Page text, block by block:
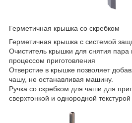
Герметичная крышка со скребком
Герметичная крышка с системой
Очиститель крышки для снятия пара
процессом приготовления
Отверстие в крышке позволяет
чашу, не останавливая машину.
Ручка со скребком для чаши для
сверхтонкой и однородной текстурой